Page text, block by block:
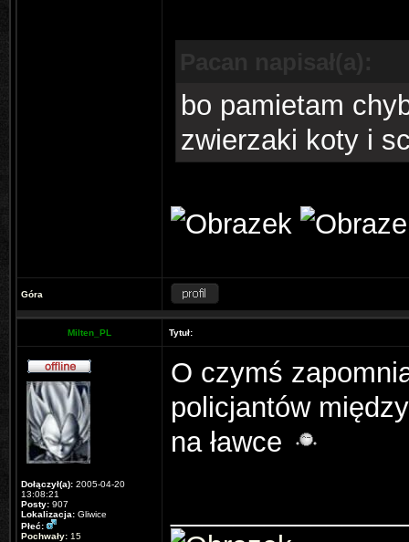
bo pamietam
zwierzaki koty i
Góra
Milten_PL Tytuł:
Dołączył(a): 2005-04-20
13:08:21
Posty: 907
Lokalizacja: Gliwice
Płeć:
Pochwały: 15
O czymś
policjantów
na ławce